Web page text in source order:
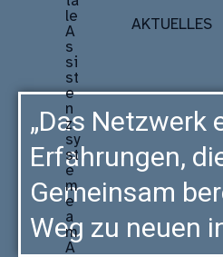
AKTUELLES
„Das
Erfahrungen,
Gemeinsam
Weg zu neuen